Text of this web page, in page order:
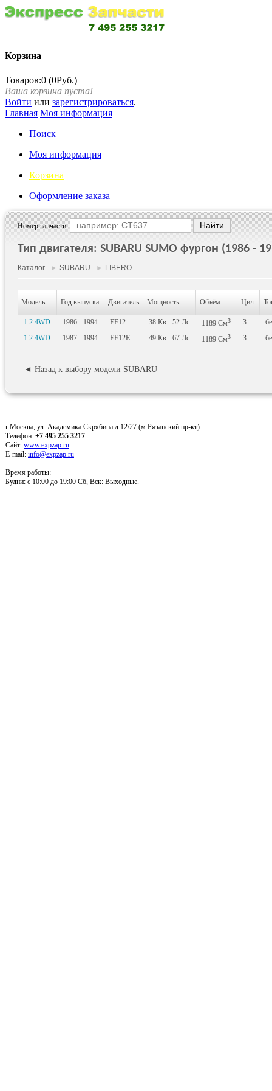
Корзина
Товаров:0 (0Руб.)
Ваша корзина пуста!
Войти или зарегистрироваться.
Главная Моя информация
Поиск
Моя информация
Корзина
Оформление заказа
Номер запчасти:
Тип двигателя: SUBARU SUMO фургон (1986 -
Каталог ► SUBARU ► LIBERO
Модель Год выпуска Двигатель Мощность Объём Цил.
1.2 4WD 1986 - 1994 EF12 38 Кв - 52 Лс 1189 См3 3
1.2 4WD
1987 - 1994 EF12E 49 Кв - 67 Лс 1189 См3 3
◄ Назад к выбору модели SUBARU
г.Москва, ул. Академика Скрябина д.12/27 (м.Рязанский пр-кт)
Телефон: +7 495 255 3217
Сайт: www.expzap.ru
E-mail: info@expzap.ru
Время работы:
Будни: c 10:00 до 19:00 Сб, Вск: Выходные.